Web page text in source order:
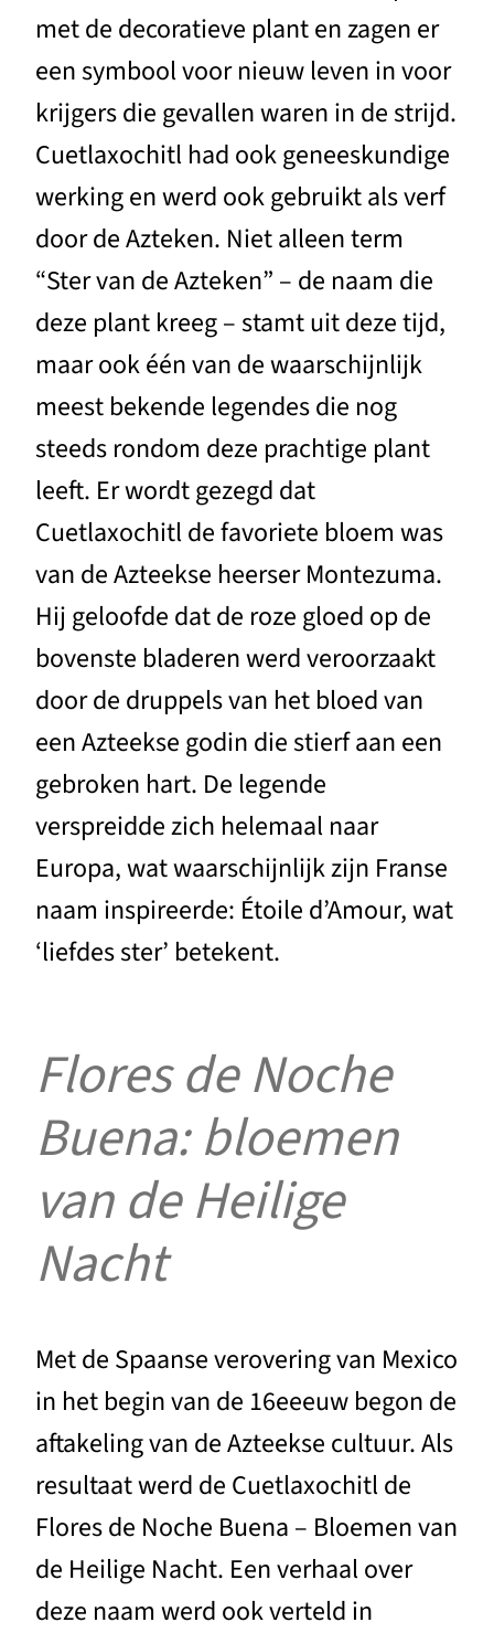
met de decoratieve plant en zagen er
een symbool voor nieuw leven in voor
krijgers die gevallen waren in de strijd.
Cuetlaxochitl had ook geneeskundige
werking en werd ook gebruikt als verf
door de Azteken. Niet alleen term
“Ster van de Azteken” – de naam die
deze plant kreeg – stamt uit deze tijd,
maar ook één van de waarschijnlijk
meest bekende legendes die nog
steeds rondom deze prachtige plant
leeft. Er wordt gezegd dat
Cuetlaxochitl de favoriete bloem was
van de Azteekse heerser Montezuma.
Hij geloofde dat de roze gloed op de
bovenste bladeren werd veroorzaakt
door de druppels van het bloed van
een Azteekse godin die stierf aan een
gebroken hart. De legende
verspreidde zich helemaal naar
Europa, wat waarschijnlijk zijn Franse
naam inspireerde: Étoile d’Amour, wat
‘liefdes ster’ betekent.
Flores de Noche
Buena: bloemen
van de Heilige
Nacht
Met de Spaanse verovering van Mexico
in het begin van de 16eeeuw begon de
aftakeling van de Azteekse cultuur. Als
resultaat werd de Cuetlaxochitl de
Flores de Noche Buena – Bloemen van
de Heilige Nacht. Een verhaal over
deze naam werd ook verteld in